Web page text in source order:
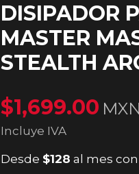
DISIPADOR
MASTER
STEALTH
$1,699.00 MXN
Incluye IVA
Desde $128 al mes